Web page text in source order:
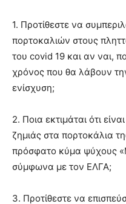
1. Προτίθεστε να
πορτοκαλιών στους
του covid 19 και αν ναι,
χρόνος που θα λάβουν
ενίσχυση;
2. Ποια εκτιμάται ότι
ζημιάς στα πορτοκάλια
πρόσφατο κύμα ψύχους
σύμφωνα με τον ΕΛΓΑ;
3. Προτίθεστε να